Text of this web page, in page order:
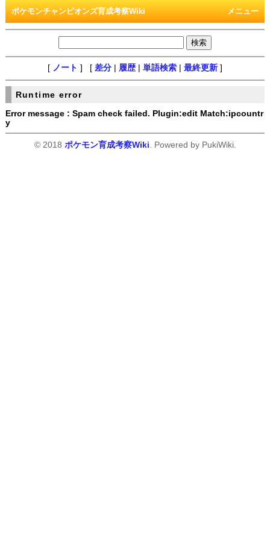
メニュー
ポケモンチャンピオンズ育成考察Wiki
[ ノート ] [ 差分 履歴 単語検索 最終更新 ]
Runtime error
Error message : Spam check failed. Plugin:edit Match:ipcountr
y
© 2018 ポケモン育成考察Wiki . Powered by PukiWiki.